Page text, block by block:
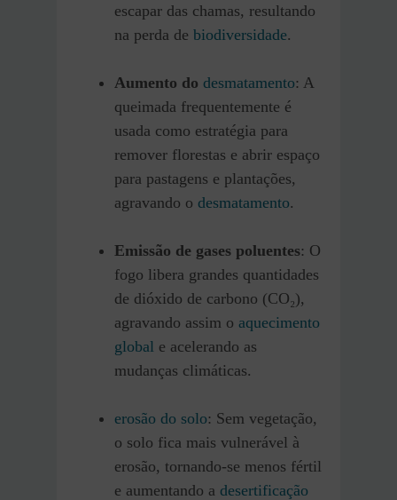
escapar das chamas, resultando
na perda de biodiversidade.
Aumento do desmatamento: A
queimada frequentemente é
usada como estratégia para
remover florestas e abrir espaço
para pastagens e plantações,
agravando o desmatamento.
Emissão de gases poluentes: O
fogo libera grandes quantidades
de dióxido de carbono (CO₂),
agravando assim o aquecimento
global e acelerando as
mudanças climáticas.
erosão do solo: Sem vegetação,
o solo fica mais vulnerável à
erosão, tornando-se menos fértil
e aumentando a desertificação